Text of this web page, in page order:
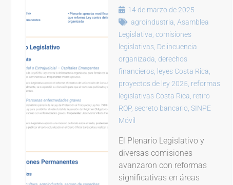
14 de marzo de 2025
agroindustria Asamblea
Legislativa comisiones
legislativas Delincuencia
organizada derechos
financieros leyes Costa Rica
proyectos de ley 2025 reformas
legislativas Costa Rica retiro
ROP, secreto bancario SINPE
Móvil
El Plenario Legislativo y
diversas comisiones
avanzaron con reformas
significativas en áreas